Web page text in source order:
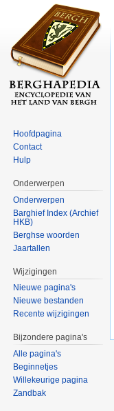
Hoofdpagina
Contact
Hulp
Onderwerpen
Onderwerpen
Barghief Index (Archief
HKB)
Berghse woorden
Jaartallen
Wijzigingen
Nieuwe pagina's
Nieuwe bestanden
Recente wijzigingen
Bijzondere pagina's
Alle pagina's
Beginnetjes
Willekeurige pagina
Zandbak